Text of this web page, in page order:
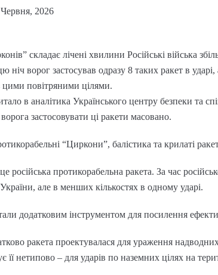
2026
складає лічені хвилини Російські війська
ніч ворог застосував одразу 8 таких ракет в
цими повітряними цілями.
в аналітика Українського центру безпеки та
застосовувати ці ракети масовано.
“Циркони”, балістика та крилаті
російська протикорабельна ракета. За час
України, але в менших кількостях в одному ударі.
додатковим інструментом для посилення
ракета проектувалася для ураження
її нетипово – для ударів по наземних цілях на